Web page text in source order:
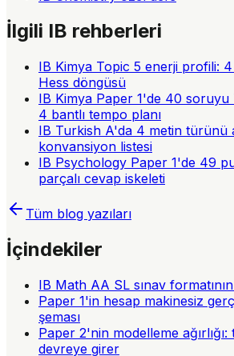
İlgili IB rehberleri
IB Kimya Topic 5 enerji profili:
Hess döngüsü
IB Kimya Paper 1'de 40 soruyu
4 bantlı tempo planı
IB Turkish A'da 4 metin türünü
konvansiyon listesi
IB Psychology Paper 1'de 49
parçalı cevap iskeleti
Tüm blog yazıları
İçindekiler
IB Math AA SL sınav
Paper 1'in hesap makinesiz
şeması
Paper 2'nin modelleme
devreye girer